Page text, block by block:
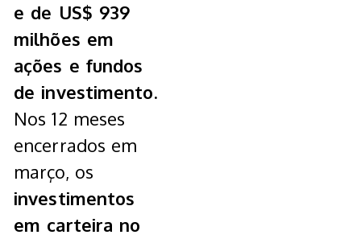
e de US$ 939
milhões em
ações e fundos
de investimento.
Nos 12 meses
encerrados em
março, os
investimentos
em carteira no